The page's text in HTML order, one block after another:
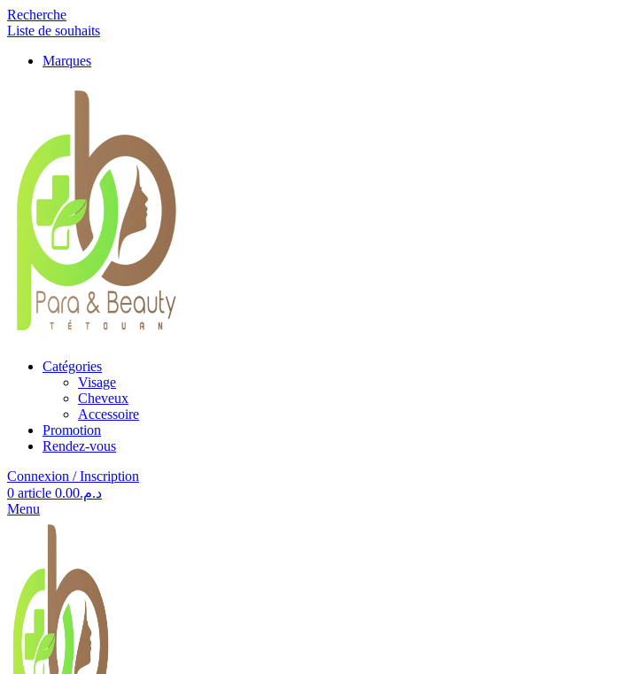
Recherche
Liste de souhaits
Marques
Catégories
Visage
Cheveux
Accessoire
Promotion
Rendez-vous
Connexion / Inscription
0 article د.م.0.00
Menu